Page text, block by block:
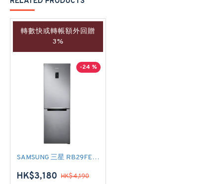
轉數快或轉帳額外回贈
3%
-24 %
SAMSUNG 三星 RB29FERNCS9/SH 雙門雪櫃
HK$3,180 HK$4,190